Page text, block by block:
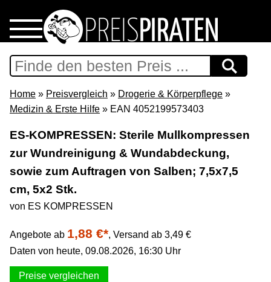
Home
Download
Support & Newsletter
Presse
Impressum
Home » Preisvergleich » Drogerie & Körperpflege »
Medizin & Erste Hilfe » EAN 4052199573403
ES-KOMPRESSEN: Sterile Mullkompressen
zur Wundreinigung & Wundabdeckung,
sowie zum Auftragen von Salben; 7,5x7,5
cm, 5x2 Stk.
von ES KOMPRESSEN
Angebote ab 1,88 €*, Versand ab 3,49 €
Daten von heute, 09.08.2026, 16:30 Uhr
Preise vergleichen